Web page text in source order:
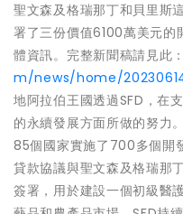
聖文森及格瑞那丁和貝里斯
署了三份價值6100萬美元的
體資訊。完整新聞稿請見此：
m/news/home/
地阿拉伯王國透過SFD，在
的永續發展方面所做的努力
85個國家實施了700多個開
貸款協議與聖文森及格瑞
簽署，用於建設一個初級醫